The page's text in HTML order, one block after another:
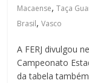
Macaense,Taça
Brasil,Vasco
A FERJ divulgou
Campeonato
da tabela também